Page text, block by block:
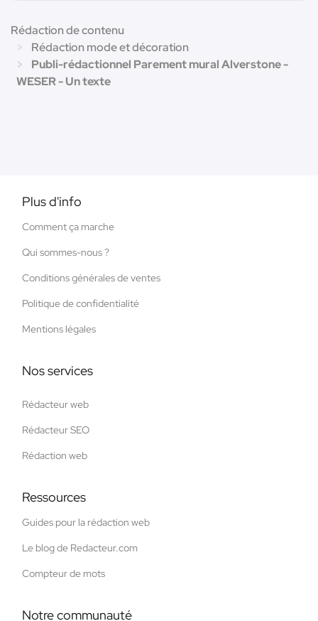
Rédaction de contenu
Rédaction mode et décoration
Publi-rédactionnel Parement mural Alverstone -
WESER - Un texte
Plus d'info
Comment ça marche
Qui sommes-nous ?
Conditions générales de ventes
Politique de confidentialité
Mentions légales
Nos services
Rédacteur web
Rédacteur SEO
Rédaction web
Ressources
Guides pour la rédaction web
Le blog de Redacteur.com
Compteur de mots
Notre communauté